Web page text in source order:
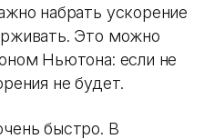
набрать ускорение
Это можно
Ньютона: если не
не будет.
быстро. В